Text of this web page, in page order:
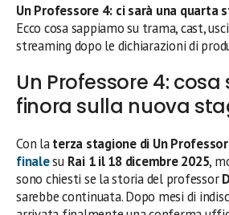
Un Professore 4: ci sarà una quarta
Ecco cosa sappiamo su trama, cast,
streaming dopo le dichiarazioni di
Un Professore 4:
finora sulla nuova
Con laterza stagione di Un
finalesu Rai 1 il 18 dicembre 2025,
sono chiesti se la storia del professor
sarebbe continuata. Dopo mesi di